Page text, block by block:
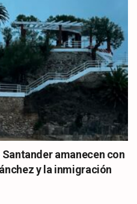
amanecen con
y la inmigración